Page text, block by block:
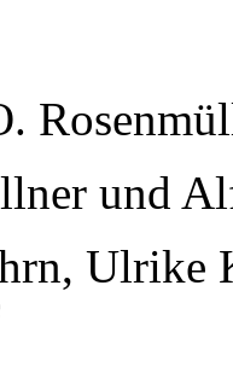
und
Ulrike